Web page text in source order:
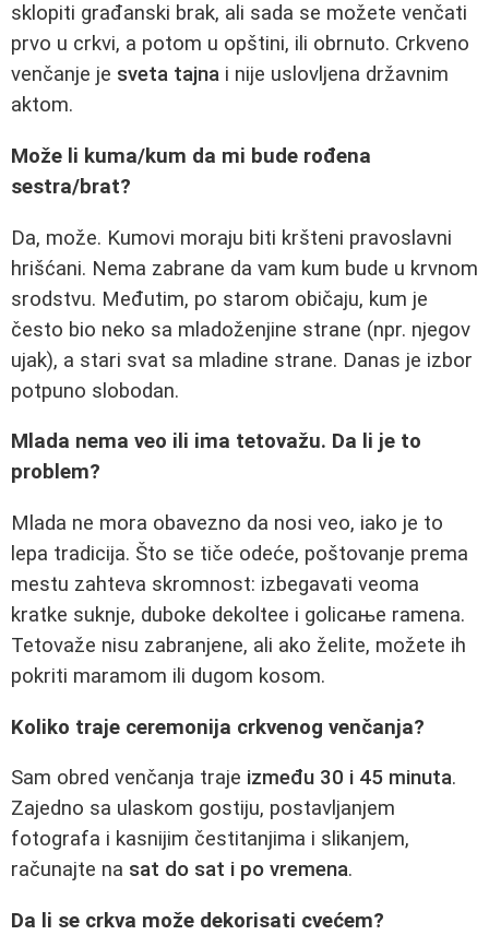
sklopiti građanski brak, ali sada se možete venčati
prvo u crkvi, a potom u opštini, ili obrnuto. Crkveno
venčanje je sveta tajna i nije uslovljena državnim
aktom.
Može li kuma/kum da mi bude rođena
sestra/brat?
Da, može. Kumovi moraju biti kršteni pravoslavni
hrišćani. Nema zabrane da vam kum bude u krvnom
srodstvu. Međutim, po starom običaju, kum je
često bio neko sa mladoženjine strane (npr. njegov
ujak), a stari svat sa mladine strane. Danas je izbor
potpuno slobodan.
Mlada nema veo ili ima tetovažu. Da li je to
problem?
Mlada ne mora obavezno da nosi veo, iako je to
lepa tradicija. Što se tiče odeće, poštovanje prema
mestu zahteva skromnost: izbegavati veoma
kratke suknje, duboke dekoltee i golicaње ramena.
Tetovaže nisu zabranjene, ali ako želite, možete ih
pokriti maramom ili dugom kosom.
Koliko traje ceremonija crkvenog venčanja?
Sam obred venčanja traje između 30 i 45 minuta.
Zajedno sa ulaskom gostiju, postavljanjem
fotografa i kasnijim čestitanjima i slikanjem,
računajte na sat do sat i po vremena.
Da li se crkva može dekorisati cvećem?